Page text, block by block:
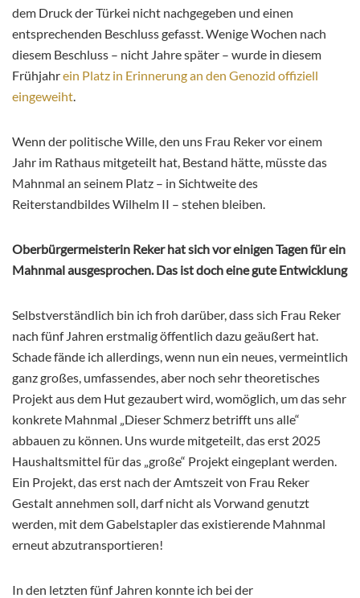
dem Druck der Türkei nicht nachgegeben und einen
entsprechenden Beschluss gefasst. Wenige Wochen nach
diesem Beschluss – nicht Jahre später – wurde in diesem
Frühjahrein Platz in Erinnerung an den Genozid offiziell
eingeweiht
Wenn der politische Wille, den uns Frau Reker vor einem
Jahr im Rathaus mitgeteilt hat, Bestand hätte, müsste das
Mahnmal an seinem Platz – in Sichtweite des
Reiterstandbildes Wilhelm II – stehen bleiben.
Oberbürgermeisterin Reker hat sich vor einigen Tagen für ein
Mahnmal ausgesprochen. Das ist doch eine gute Entwicklung
Selbstverständlich bin ich froh darüber, dass sich Frau Reker
nach fünf Jahren erstmalig öffentlich dazu geäußert hat.
Schade fände ich allerdings, wenn nun ein neues, vermeintlich
ganz großes, umfassendes, aber noch sehr theoretisches
Projekt aus dem Hut gezaubert wird, womöglich, um das sehr
konkrete Mahnmal „Dieser Schmerz betrifft uns alle“
abbauen zu können. Uns wurde mitgeteilt, das erst 2025
Haushaltsmittel für das „große“ Projekt eingeplant werden.
Ein Projekt, das erst nach der Amtszeit von Frau Reker
Gestalt annehmen soll, darf nicht als Vorwand genutzt
werden, mit dem Gabelstapler das existierende Mahnmal
erneut abzutransportieren!
In den letzten fünf Jahren konnte ich bei der